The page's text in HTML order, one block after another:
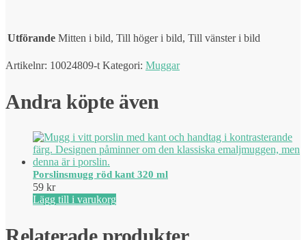
Utförande Mitten i bild, Till höger i bild, Till vänster i bild
Artikelnr: 10024809-t Kategori: Muggar
Andra köpte även
Porslinsmugg röd kant 320 ml
59 kr
Lägg till i varukorg
Relaterade produkter